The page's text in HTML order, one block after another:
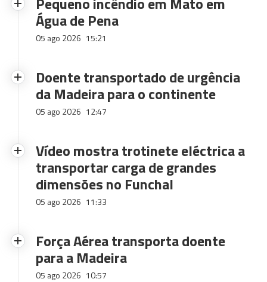
Água de Pena
05 ago 2026 15:21
Doente transportado de urgência
da Madeira para o continente
05 ago 2026 12:47
Vídeo mostra trotinete eléctrica a
transportar carga de grandes
dimensões no Funchal
05 ago 2026 11:33
Força Aérea transporta doente
para a Madeira
05 ago 2026 10:57